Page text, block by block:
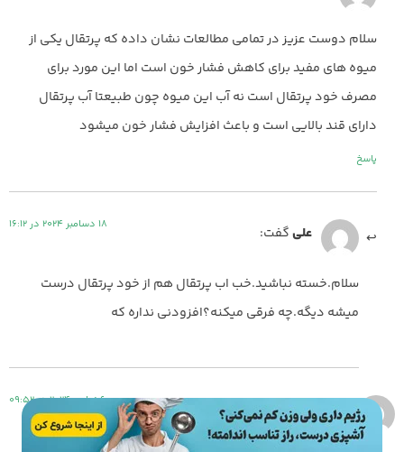
سلام دوست عزیز در تمامی مطالعات نشان داده که پرتقال یکی از
میوه های مفید برای کاهش فشار خون است اما این مورد برای
مصرف خود پرتقال است نه آب این میوه چون طبیعتا آب پرتقال
دارای قند بالایی است و باعث افزایش فشار خون میشود
پاسخ
علیگفت: 18 دسامبر 2024 در 16:12
سلام.خسته نباشید.خب اب پرتقال هم از خود پرتقال درست
میشه دیگه.چه فرقی میکنه؟افزودنی نداره که
فرزانهگفت: 6 نوامبر 2024 در 09:52